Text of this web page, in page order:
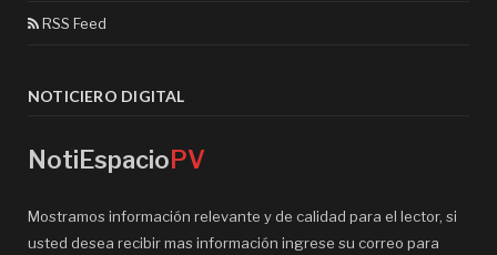
RSS Feed
NOTICIERO DIGITAL
NotiEspacioPV
Mostramos información relevante y de calidad para el lector, si
usted desea recibir mas información ingrese su correo para